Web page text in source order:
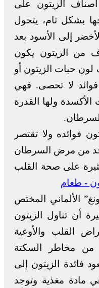
الزيتون على
بشكل تام، يتحول
إلى الأسود بعد
من الزيتون يكون
حبات الزيتون أو
فوائد لا تحصى. فهي
ولها القدرة
فوائده ولا تقتصر
من مرض السرطان
على صحة القلب
الألماني المختص
أن تناول الزيتون
القلب والأوعية
من مخاطر السكتة
فائدة الزيتون إلى
مادة مغذية وتوجد